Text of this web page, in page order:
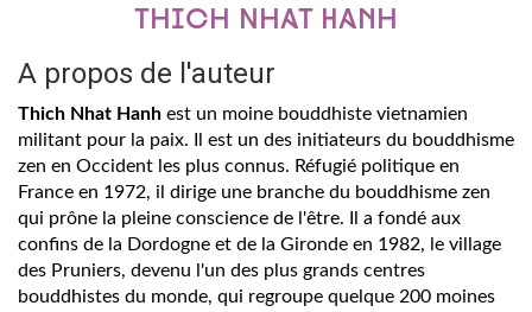
Thich Nhat Hanh
A propos de l'auteur
Thich Nhat Hanh est un moine bouddhiste vietnamien
militant pour la paix. Il est un des initiateurs du bouddhisme
zen en Occident les plus connus. Réfugié politique en
France en 1972, il dirige une branche du bouddhisme zen
qui prône la pleine conscience de l'être. Il a fondé aux
confins de la Dordogne et de la Gironde en 1982, le village
des Pruniers, devenu l'un des plus grands centres
bouddhistes du monde, qui regroupe quelque 200 moines